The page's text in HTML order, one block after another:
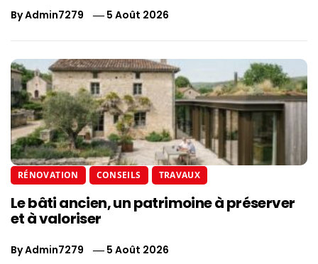
ByAdmin7279 5 Août 2026
RÉNOVATION CONSEILS TRAVAUX
Le bâti ancien, un patrimoine à préserver
et à valoriser
ByAdmin7279 5 Août 2026